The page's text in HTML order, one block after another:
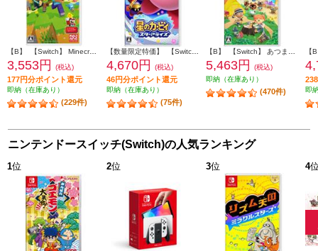
【B】 【Switch】 Minecraft（マインクラフト）
3,553円 (税込)
177円分ポイント還元
即納（在庫あり）
(229件)
【数量限定特価】 【Switch】 星のカービィ スターアライズ
4,670円 (税込)
46円分ポイント還元
即納（在庫あり）
(75件)
【B】 【Switch】 あつまれ どうぶつの森
5,463円
(税込)
即納（在庫あり）
(470件) 即
ニンテンドースイッチ(Switch)の人気ランキング
1位 2位 3位 4